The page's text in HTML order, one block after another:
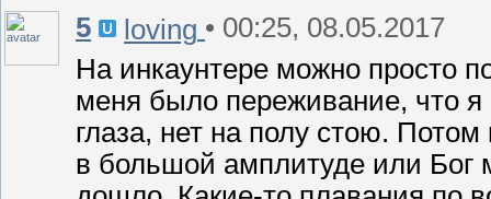
5 loving • 00:25, 08.05.2017
На инкаунтере можно просто
меня было переживание, что
глаза, нет на полу стою.
в большой амплитуде или Бог